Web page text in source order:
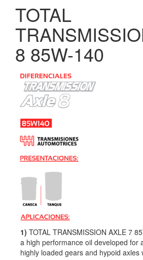
TOTAL
8 85W-140
1) TOTAL TRANSMISSION AXLE 7
a high performance oil developed for
highly loaded gears and hypoid axles